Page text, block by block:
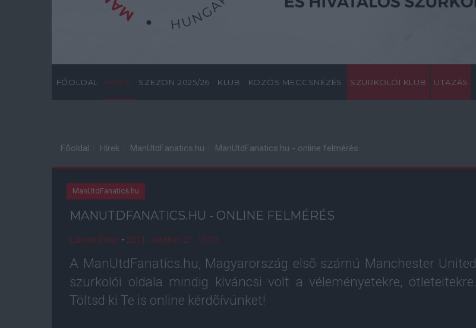
FŐOLDAL HÍREK SZEZON 2025/26 KLUB KÖZÖS MECCSNÉZÉS SZURKOLÓI KLUB UTAZÁS
Főoldal Hírek ManUtdFanatics.hu ManUtdFanatics.hu - online felmérés
ManUtdFanatics.hu
MANUTDFANATICS.HU - ONLINE FELMÉRÉS
Lakner Péter • 2011. október. 21. 13:10
A ManUtdFanatics.hu, Magyarország elsõ számú Manchester United
szurkolói oldala mindig kíváncsi volt a véleményetekre, ötleteitekre.
Töltsd ki Te is online kérdõívünket!